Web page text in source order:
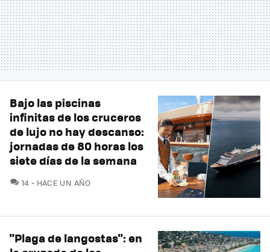
Bajo las piscinas
infinitas de los cruceros
de lujo no hay descanso:
jornadas de 80 horas los
siete días de la semana
14 COMENTARIOS
HACE UN AÑO
"Plaga de langostas": en